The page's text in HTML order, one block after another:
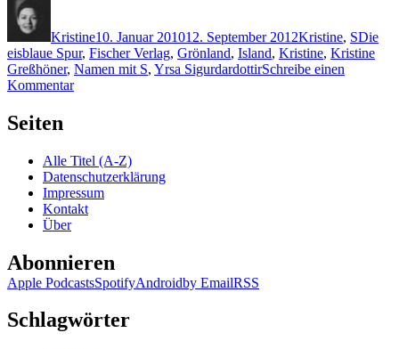
Kristine10. Januar 201012. September 2012Kristine, SDie
eisblaue Spur, Fischer Verlag, Grönland, Island, Kristine, Kristine
Greßhöner, Namen mit S, Yrsa SigurdardottirSchreibe einen
Kommentarzu
–
Die
eisblaue
Spur
Seiten
Alle Titel (A-Z)
Datenschutzerklärung
Impressum
Kontakt
Über
Abonnieren
Apple PodcastsSpotifyAndroidby EmailRSS
Schlagwörter